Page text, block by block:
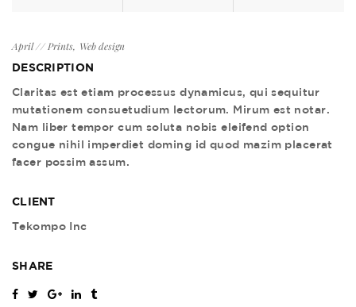
April Prints Web design
DESCRIPTION
Claritas est etiam processus dynamicus, qui sequitur
mutationem consuetudium lectorum. Mirum est notar.
Nam liber tempor cum soluta nobis eleifend option
congue nihil imperdiet doming id quod mazim placerat
facer possim assum.
CLIENT
Tekompo Inc
SHARE